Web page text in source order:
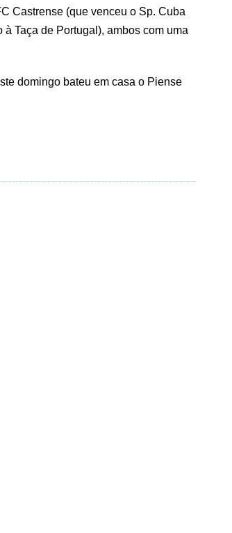
Castrense (que venceu o Sp. Cuba
Taça de Portugal), ambos com uma
domingo bateu em casa o Piense